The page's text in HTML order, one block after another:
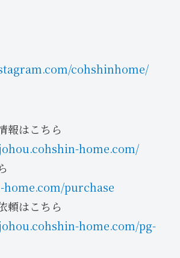
cohshinhome/
報はこちら
home.com/
purchase
頼はこちら
home.com/pg-